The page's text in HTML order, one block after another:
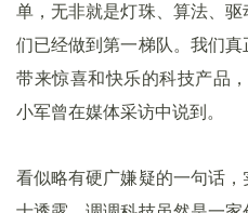
单，无非就是灯珠、算法、
们已经做到第一梯队。我们
带来惊喜和快乐的科技产品
小军曾在媒体采访中说到。
看似略有硬广嫌疑的一句话